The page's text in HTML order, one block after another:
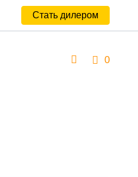
Стать дилером
0